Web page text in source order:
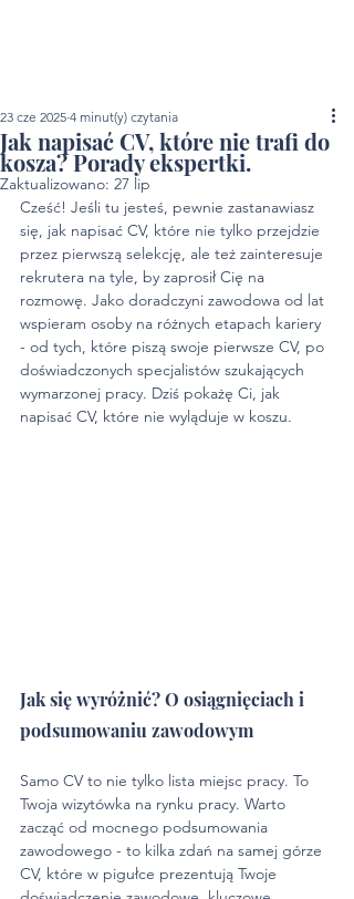
Jak napisać CV, które nie trafi do
kosza? Porady ekspertki.
23 cze 2025 4 minut(y) czytania
Zaktualizowano: 27 lip
Cześć! Jeśli tu jesteś, pewnie zastanawiasz
się, jak napisać CV, które nie tylko przejdzie
przez pierwszą selekcję, ale też zainteresuje
rekrutera na tyle, by zaprosił Cię na
rozmowę. Jako doradczyni zawodowa od lat
wspieram osoby na różnych etapach kariery
- od tych, które piszą swoje pierwsze CV, po
doświadczonych specjalistów szukających
wymarzonej pracy. Dziś pokażę Ci, jak
napisać CV, które nie wyląduje w koszu.
Jak się wyróżnić? O osiągnięciach i
podsumowaniu zawodowym
Samo CV to nie tylko lista miejsc pracy. To
Twoja wizytówka na rynku pracy. Warto
zacząć od mocnego podsumowania
zawodowego - to kilka zdań na samej górze
CV, które w pigułce prezentują Twoje